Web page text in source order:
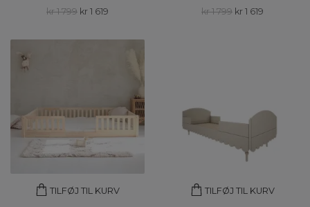
kr 1 799 kr 1 619 kr 1 799 kr 1 619
TILFØJ TIL KURV TILFØJ TIL KURV